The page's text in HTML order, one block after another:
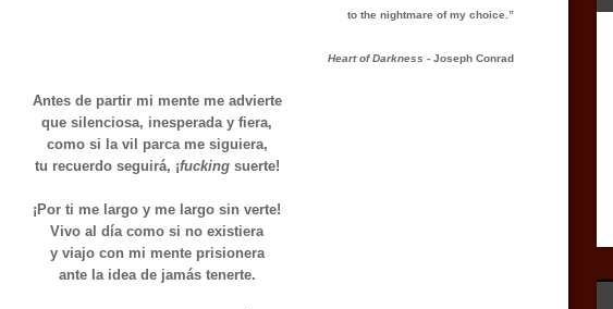
to the nightmare of my choice.”
Heart of Darkness - Joseph Conrad
Antes de partir mi mente me advierte
que silenciosa, inesperada y fiera,
como si la vil parca me siguiera,
tu recuerdo seguirá, ¡fuckingsuerte!
¡Por ti me largo y me largo sin verte!
Vivo al día como si no existiera
y viajo con mi mente prisionera
ante la idea de jamás tenerte.